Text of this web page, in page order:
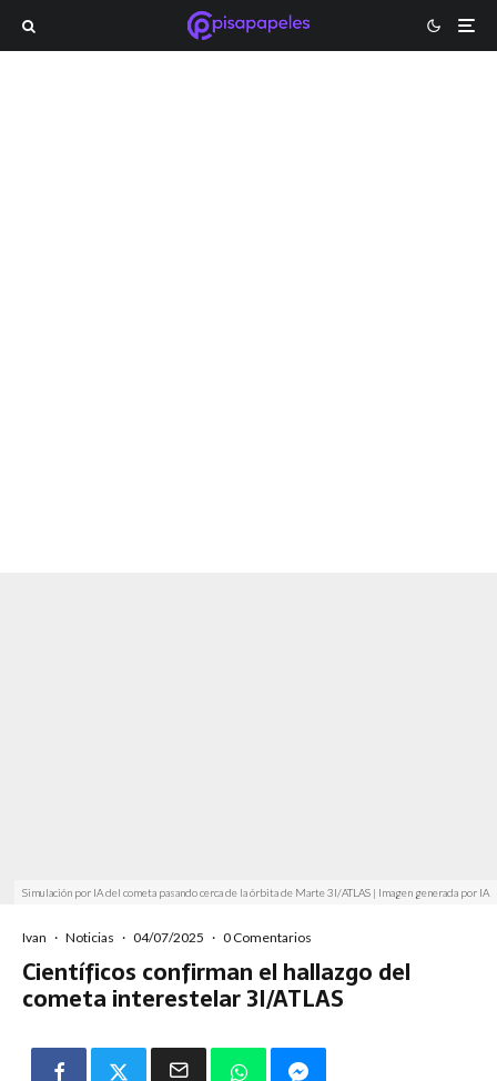
Simulación por IA del cometa pasando cerca de la órbita de Marte 3I/ATLAS | Imagen generada por IA
Ivan · Noticias · 04/07/2025 · 0 Comentarios
Científicos confirman el hallazgo del
cometa interestelar 3I/ATLAS